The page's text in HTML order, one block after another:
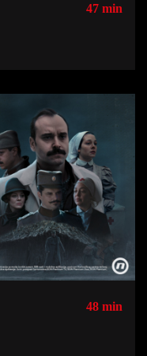
47 min
48 min